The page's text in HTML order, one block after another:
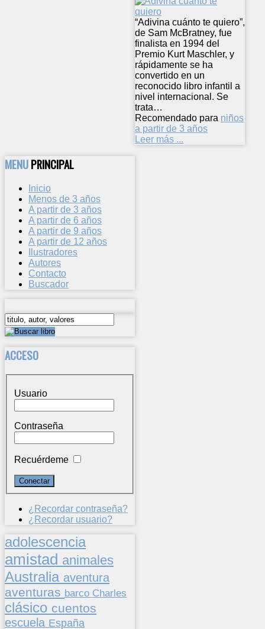
“Adivina cuánto te quiero”,
de Sam McBratney, fue
finalista en 1994 del
Premio Kurt Maschler, y
rápidamente se ha
convertido en un
reconocido libro infantil a
nivel internacional. Se
trata…
Recomendado para niños
a partir de 3 años
Leer más ...
MENUPRINCIPAL
Inicio
Menos de 3 años
A partir de 3 años
A partir de 6 años
A partir de 9 años
A partir de 12 años
Ilustradores
Autores
Contacto
Buscador
ACCESO
Usuario
Contraseña
Recuérdeme
¿Recordar contraseña?
¿Recordar usuario?
adolescencia
amistad animales
Australia aventura
aventuras barco Charles
clásico cuentos
escuela España